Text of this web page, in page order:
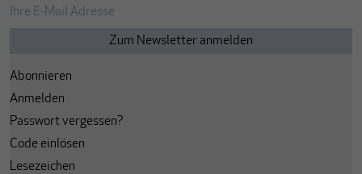
Abonnieren
Anmelden
Passwort vergessen?
Code einlösen
Lesezeichen